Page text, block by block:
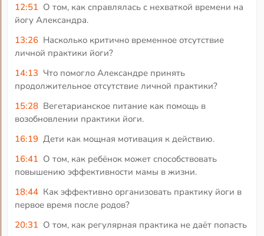
12:51 О том, как справлялась с нехваткой времени на
йогу Александра.
13:26 Насколько критично временное отсутствие
личной практики йоги?
14:13 Что помогло Александре принять
продолжительное отсутствие личной практики?
15:28 Вегетарианское питание как помощь в
возобновлении практики йоги.
16:19 Дети как мощная мотивация к действию.
16:41 О том, как ребёнок может способствовать
повышению эффективности мамы в жизни.
18:44 Как эффективно организовать практику йоги в
первое время после родов?
20:31 О том, как регулярная практика не даёт попасть